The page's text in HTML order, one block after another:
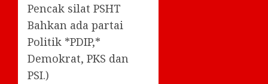
Pencak silat PSHT
Bahkan ada partai
Politik *PDIP,*
Demokrat, PKS dan
PSI.)